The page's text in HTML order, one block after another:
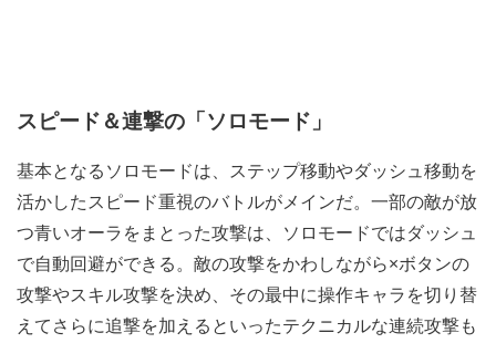
スピード＆連撃の「ソロモード」
基本となるソロモードは、ステップ移動やダッシュ移動を
活かしたスピード重視のバトルがメインだ。一部の敵が放
つ青いオーラをまとった攻撃は、ソロモードではダッシュ
で自動回避ができる。敵の攻撃をかわしながら×ボタンの
攻撃やスキル攻撃を決め、その最中に操作キャラを切り替
えてさらに追撃を加えるといったテクニカルな連続攻撃も